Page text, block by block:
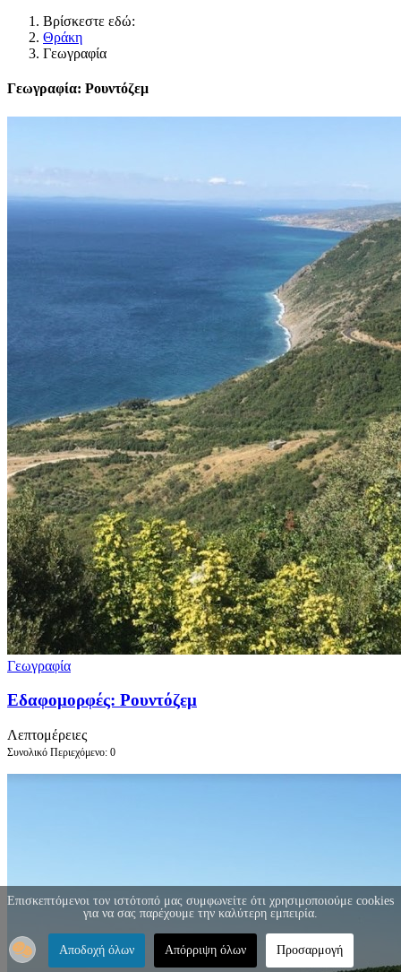
Βρίσκεστε εδώ:
Θράκη
Γεωγραφία
Γεωγραφία: Ρουντόζεμ
Γεωγραφία
Εδαφομορφές: Ρουντόζεμ
Λεπτομέρειες
Συνολικό Περιεχόμενο: 0
Επισκεπτόμενοι τον ιστότοπό μας συμφωνείτε ότι χρησιμοποιούμε cookies
για να σας παρέχουμε την καλύτερη εμπειρία.
Αποδοχή όλων Απόρριψη όλων Προσαρμογή